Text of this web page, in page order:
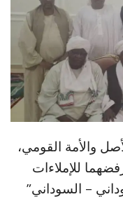
والأمة القومي،
للإملاءات
– السوداني”